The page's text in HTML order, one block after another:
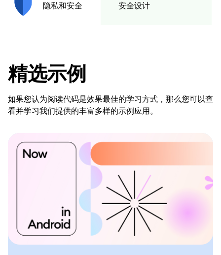
隐私和安全 安全设计
精选示例
如果您认为阅读代码是效果最佳的学习方式，那么您可以查
看并学习我们提供的丰富多样的示例应用。